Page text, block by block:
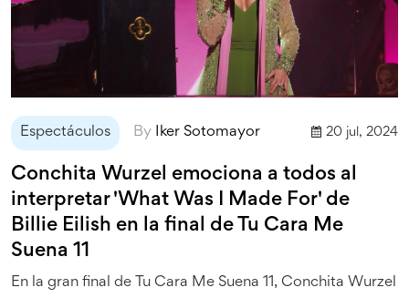
Espectáculos By Iker Sotomayor 20 jul, 2024
Conchita Wurzel emociona a todos al
interpretar 'What Was I Made For' de
Billie Eilish en la final de Tu Cara Me
Suena 11
En la gran final de Tu Cara Me Suena 11, Conchita Wurzel